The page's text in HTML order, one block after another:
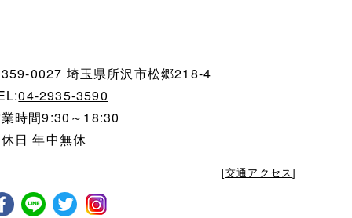
0027 埼玉県所沢市松郷218-4
04-2935-3590
時間9:30～18:30
日 年中無休
[交通アクセス]